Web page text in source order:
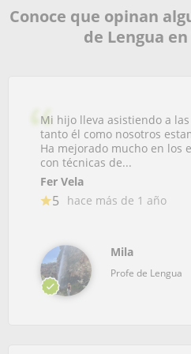
Conoce que opinan
de Lengua
Mi hijo lleva asistiendo a
tanto él como nosotros
Ha mejorado mucho en los
con técnicas de...
Fer Vela
5 hace más de 1 año
Mila
Profe de Lengua